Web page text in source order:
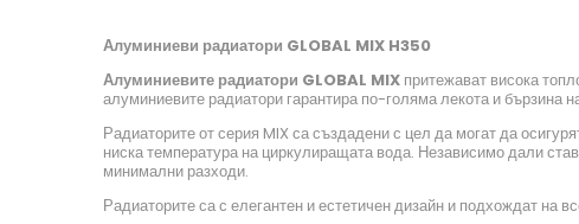
Алуминиеви радиатори GLOBAL MIX H350
Алуминиевите радиатори GLOBAL MIX притежават висока
алуминиевите радиатори гарантира по-голяма лекота и бързина
Радиаторите от серия MIX са създадени с цел да могат да
ниска температура на циркулиращата вода. Независимо дали
минимални разходи.
Радиаторите са с елегантен и естетичен дизайн и подхождат на